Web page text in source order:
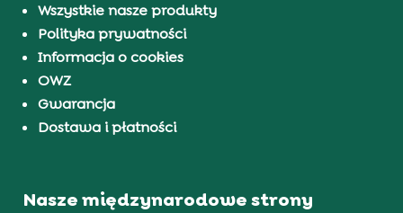
Wszystkie nasze produkty
Polityka prywatności
Informacja o cookies
OWZ
Gwarancja
Dostawa i płatności
Nasze międzynarodowe strony